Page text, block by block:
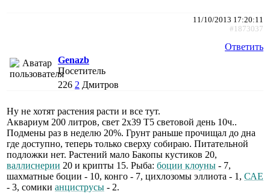
11/10/2013 17:20:11
#1873037
Ответить
Genazb
Посетитель
226 2 Дмитров
Ну не хотят растения расти и все тут.
Аквариум 200 литров, свет 2х39 Т5 световой день 10ч..
Подмены раз в неделю 20%. Грунт раньше прочищал до дна
где доступно, теперь только сверху собираю. Питательной
подложки нет. Растений мало Бакопы кустиков 20,
валлиснерии 20 и крипты 15. Рыба: боции клоуны - 7,
шахматные боции - 10, конго - 7, цихлозомы эллиота - 1, САЕ
- 3, сомики анциструсы - 2.